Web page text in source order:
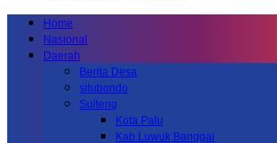
Home
Nasional
Daerah
Berita Desa
situbondo
Sulteng
Kota Palu
Kab.Luwuk Banggai